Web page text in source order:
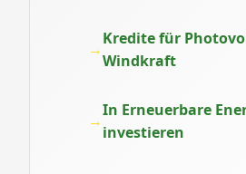
Kredite für
Windkraft
In Erneuerbare
investieren